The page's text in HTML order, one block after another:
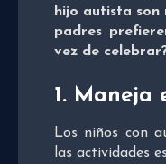
hijo autista son
padres
vez de
1. Maneja
Los niños con
las actividades